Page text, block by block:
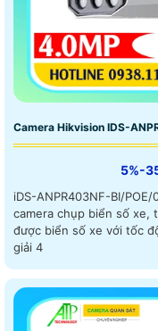
Camera Hikvision IDS-
5%-
iDS-ANPR403NF-BI/
camera chụp biển số xe,
được biển số xe với tốc
giải 4